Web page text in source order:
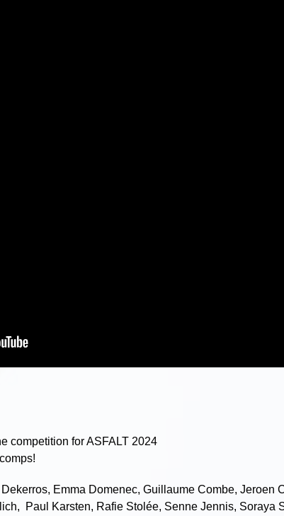
competition for ASFALT 2024
Emma Domenec, Guillaume Combe, Jeroen
Paul Karsten, Rafie Stolée, Senne Jennis, Soraya